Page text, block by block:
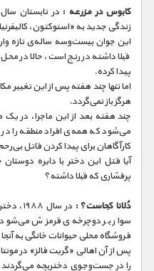
کابوس در مزرعه :
زندگی جدید به «استوکتون،
این جوان بیست‌و‌سه ساله‌ی تازه‌
قبلا داشته در رنج است، حالا در
پیدا کرده.
اما تنها چند هفته پس از این تغییر
هرگز باز نمی‌گردد.
چند هفته بعد از این ماجرا، در
می‌شود که همه‌ی افراد منطقه را
کارآگاهان برای پیدا کردن قاتل
آیا قتل این دختر با دایره
پرفشاری که قبلا داشته؟
دُلانا کجاست؟ :
سوار بر دوچرخه‌ی قرمزش می‌شود
فروشگاه محلی حیوانات خانگی به آنجا
پس از آن اهالی «گریت فالز» در
را در جست‌و‌جوی دختربچه می‌گردند،